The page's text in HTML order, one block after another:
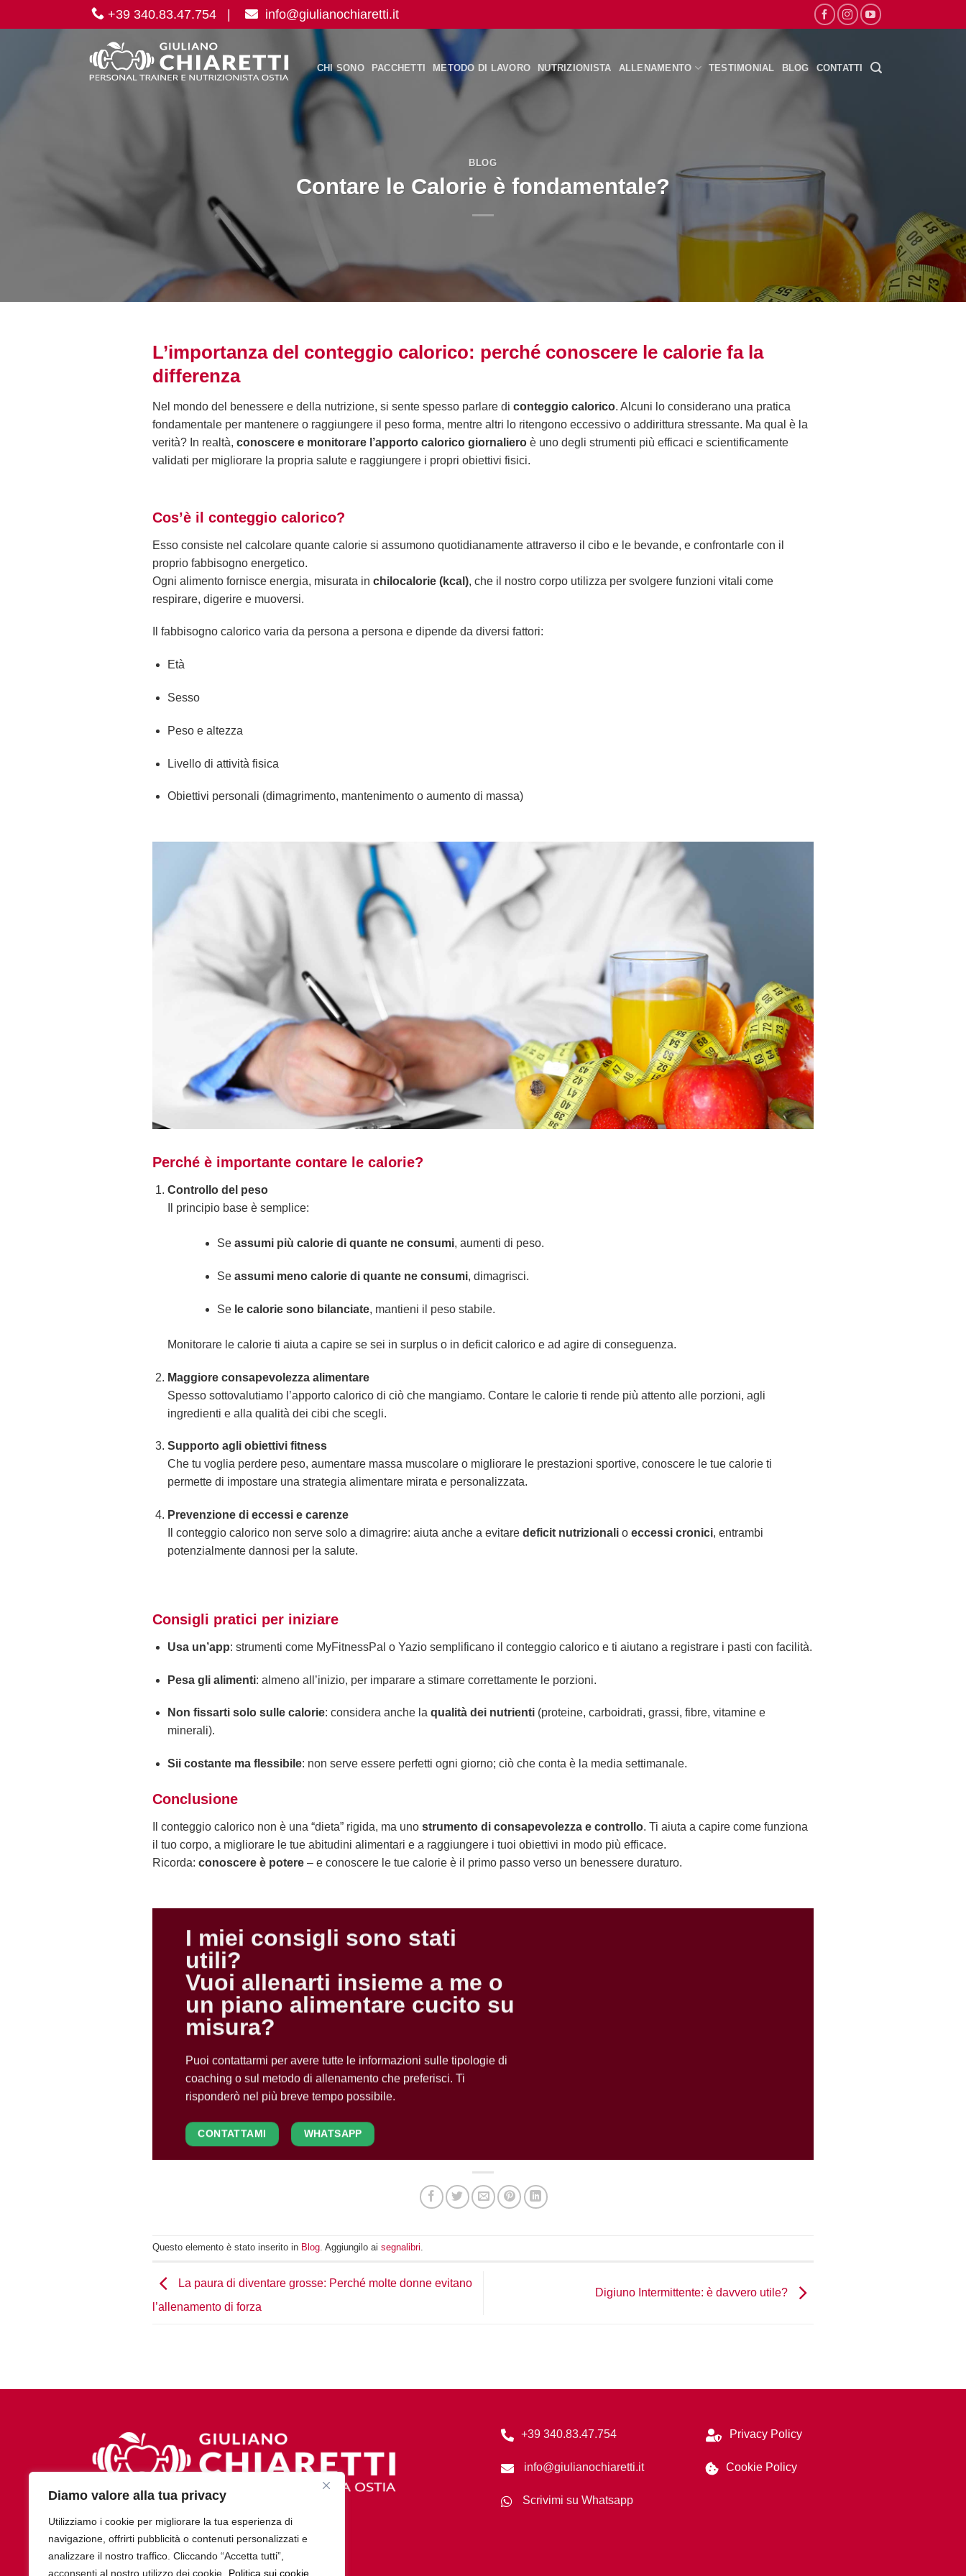
Diamo valore alla tua privacy
Utilizziamo i cookie per migliorare la tua esperienza di
navigazione, offrirti pubblicità o contenuti personalizzati e
analizzare il nostro traffico. Cliccando “Accetta tutti”,
acconsenti al nostro utilizzo dei cookie.
Politica sui cookie
ai
+39 340.83.47.754 info@giulianochiaretti.it
CHI SONO PACCHETTI METODO DI LAVORO NUTRIZIONISTA ALLENAMENTO TESTIMONIAL BLOG CONTATTI
BLOG
Contare le Calorie è fondamentale?
L’importanza del conteggio calorico: perché conoscere le calorie fa la
differenza
Nel mondo del benessere e della nutrizione, si sente spesso parlare di conteggio calorico. Alcuni lo considerano una pratica
fondamentale per mantenere o raggiungere il peso forma, mentre altri lo ritengono eccessivo o addirittura stressante. Ma qual è la
verità? In realtà, conoscere e monitorare l’apporto calorico giornaliero è uno degli strumenti più efficaci e scientificamente
validati per migliorare la propria salute e raggiungere i propri obiettivi fisici.
Cos’è il conteggio calorico?
Esso consiste nel calcolare quante calorie si assumono quotidianamente attraverso il cibo e le bevande, e confrontarle con il
proprio fabbisogno energetico.
Ogni alimento fornisce energia, misurata in chilocalorie (kcal), che il nostro corpo utilizza per svolgere funzioni vitali come
respirare, digerire e muoversi.
Il fabbisogno calorico varia da persona a persona e dipende da diversi fattori:
Età
Sesso
Peso e altezza
Livello di attività fisica
Obiettivi personali (dimagrimento, mantenimento o aumento di massa)
Perché è importante contare le calorie?
Controllo del peso
Il principio base è semplice:
Se assumi più calorie di quante ne consumi, aumenti di peso.
Se assumi meno calorie di quante ne consumi, dimagrisci.
Se le calorie sono bilanciate, mantieni il peso stabile.
Monitorare le calorie ti aiuta a capire se sei in surplus o in deficit calorico e ad agire di conseguenza.
Maggiore consapevolezza alimentare
Spesso sottovalutiamo l’apporto calorico di ciò che mangiamo. Contare le calorie ti rende più attento alle porzioni, agli
ingredienti e alla qualità dei cibi che scegli.
Supporto agli obiettivi fitness
Che tu voglia perdere peso, aumentare massa muscolare o migliorare le prestazioni sportive, conoscere le tue calorie ti
permette di impostare una strategia alimentare mirata e personalizzata.
Prevenzione di eccessi e carenze
Il conteggio calorico non serve solo a dimagrire: aiuta anche a evitare deficit nutrizionalio eccessi cronici, entrambi
potenzialmente dannosi per la salute.
Consigli pratici per iniziare
Usa un’app: strumenti come MyFitnessPal o Yazio semplificano il conteggio calorico e ti aiutano a registrare i pasti con facilità.
Pesa gli alimenti: almeno all’inizio, per imparare a stimare correttamente le porzioni.
Non fissarti solo sulle calorie: considera anche la qualità dei nutrienti(proteine, carboidrati, grassi, fibre, vitamine e
minerali).
Sii costante ma flessibile: non serve essere perfetti ogni giorno; ciò che conta è la media settimanale.
Conclusione
Il conteggio calorico non è una “dieta” rigida, ma uno strumento di consapevolezza e controllo. Ti aiuta a capire come funziona
il tuo corpo, a migliorare le tue abitudini alimentari e a raggiungere i tuoi obiettivi in modo più efficace.
Ricorda: conoscere è potere – e conoscere le tue calorie è il primo passo verso un benessere duraturo.
I miei consigli sono stati
utili?
Vuoi allenarti insieme a me o
un piano alimentare cucito su
misura?
Puoi contattarmi per avere tutte le informazioni sulle tipologie di
coaching o sul metodo di allenamento che preferisci. Ti
risponderò nel più breve tempo possibile.
CONTATTAMI WHATSAPP
Questo elemento è stato inserito in Blog. Aggiungilo ai segnalibri.
La paura di diventare grosse: Perché molte donne evitano
l’allenamento di forza
Digiuno Intermittente: è davvero utile?
+39 340.83.47.754
info@giulianochiaretti.it
Scrivimi su Whatsapp
Privacy Policy
Cookie Policy